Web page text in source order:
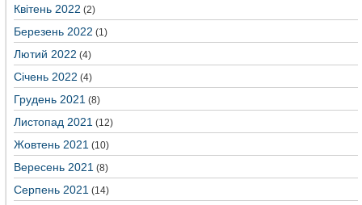
Квітень 2022 (2)
Березень 2022 (1)
Лютий 2022 (4)
Січень 2022 (4)
Грудень 2021 (8)
Листопад 2021 (12)
Жовтень 2021 (10)
Вересень 2021 (8)
Серпень 2021 (14)